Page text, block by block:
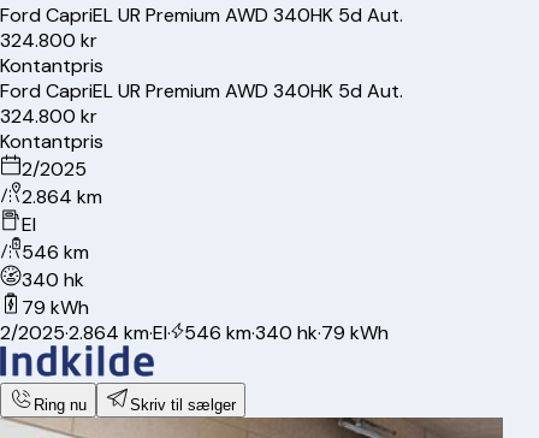
FordCapriEL UR Premium AWD 340HK 5d Aut.
324.800 kr
Kontantpris
FordCapriEL UR Premium AWD 340HK 5d Aut.
324.800 kr
Kontantpris
2/2025
2.864 km
El
546 km
340 hk
79 kWh
2/2025·2.864 km·El· 546 km·340 hk·79 kWh
Ring nu Skriv til sælger